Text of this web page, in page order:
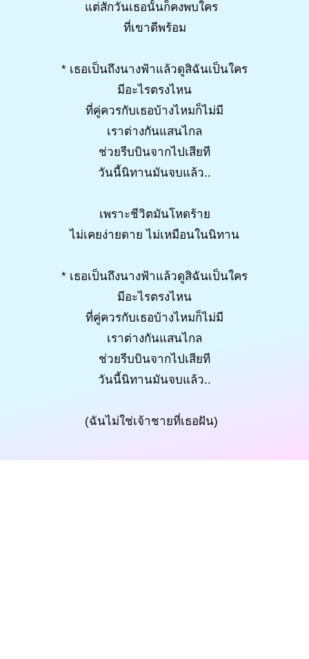
แต่สักวันเธอนั้นก็คงพบใคร
ที่เขาดีพร้อม
* เธอเป็นถึงนางฟ้าแล้วดูสิฉันเป็นใคร
มีอะไรตรงไหน
ที่คู่ควรกับเธอบ้างไหมก็ไม่มี
เราต่างกันแสนไกล
ช่วยรีบบินจากไปเสียที
วันนี้นิทานมันจบแล้ว..
เพราะชีวิตมันโหดร้าย
ไม่เคยง่ายดาย ไม่เหมือนในนิทาน
* เธอเป็นถึงนางฟ้าแล้วดูสิฉันเป็นใคร
มีอะไรตรงไหน
ที่คู่ควรกับเธอบ้างไหมก็ไม่มี
เราต่างกันแสนไกล
ช่วยรีบบินจากไปเสียที
วันนี้นิทานมันจบแล้ว..
(ฉันไม่ใช่เจ้าชายที่เธอฝัน)